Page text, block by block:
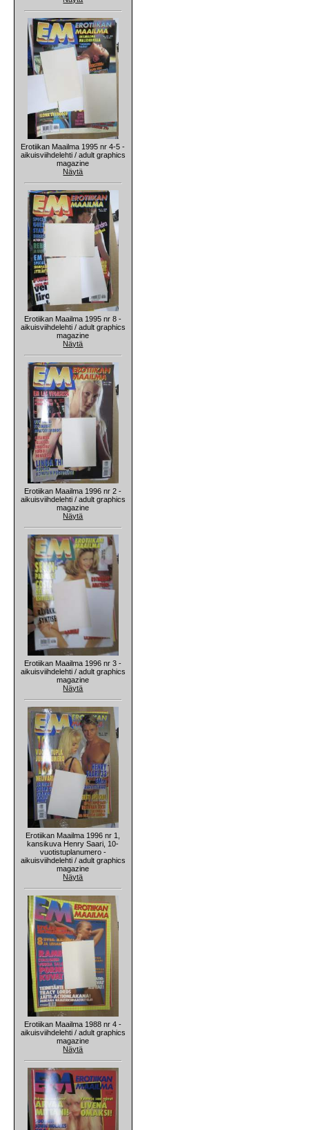
Erotiikan Maailma 1995 nr 4-5 -
aikuisviihdelehti / adult graphics
magazine
Näytä
Erotiikan Maailma 1995 nr 8 -
aikuisviihdelehti / adult graphics
magazine
Näytä
Erotiikan Maailma 1996 nr 2 -
aikuisviihdelehti / adult graphics
magazine
Näytä
Erotiikan Maailma 1996 nr 3 -
aikuisviihdelehti / adult graphics
magazine
Näytä
Erotiikan Maailma 1996 nr 1,
kansikuva Henry Saari, 10-
vuotistuplanumero -
aikuisviihdelehti / adult graphics
magazine
Näytä
Erotiikan Maailma 1988 nr 4 -
aikuisviihdelehti / adult graphics
magazine
Näytä